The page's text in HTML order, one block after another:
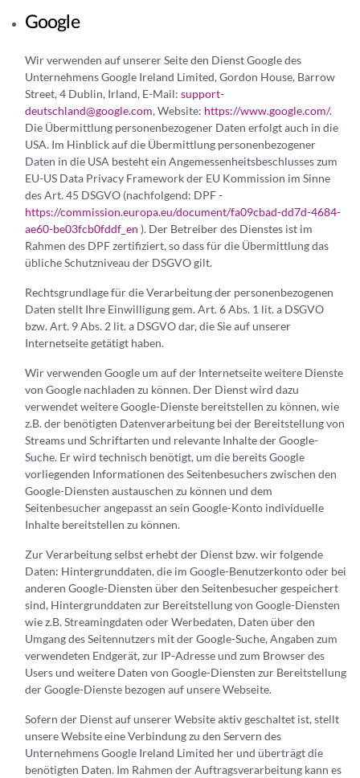
Google
Wir verwenden auf unserer Seite den Dienst Google des
Unternehmens Google Ireland Limited, Gordon House, Barrow
Street, 4 Dublin, Irland, E-Mail: support-
deutschland@google.com, Website: https://www.google.com/.
Die Übermittlung personenbezogener Daten erfolgt auch in die
USA. Im Hinblick auf die Übermittlung personenbezogener
Daten in die USA besteht ein Angemessenheitsbeschlusses zum
EU-US Data Privacy Framework der EU Kommission im Sinne
des Art. 45 DSGVO (nachfolgend: DPF -
https://commission.europa.eu/document/fa09cbad-dd7d-4684-
ae60-be03fcb0fddf_en ). Der Betreiber des Dienstes ist im
Rahmen des DPF zertifiziert, so dass für die Übermittlung das
übliche Schutzniveau der DSGVO gilt.
Rechtsgrundlage für die Verarbeitung der personenbezogenen
Daten stellt Ihre Einwilligung gem. Art. 6 Abs. 1 lit. a DSGVO
bzw. Art. 9 Abs. 2 lit. a DSGVO dar, die Sie auf unserer
Internetseite getätigt haben.
Wir verwenden Google um auf der Internetseite weitere Dienste
von Google nachladen zu können. Der Dienst wird dazu
verwendet weitere Google-Dienste bereitstellen zu können, wie
z.B. der benötigten Datenverarbeitung bei der Bereitstellung von
Streams und Schriftarten und relevante Inhalte der Google-
Suche. Er wird technisch benötigt, um die bereits Google
vorliegenden Informationen des Seitenbesuchers zwischen den
Google-Diensten austauschen zu können und dem
Seitenbesucher angepasst an sein Google-Konto individuelle
Inhalte bereitstellen zu können.
Zur Verarbeitung selbst erhebt der Dienst bzw. wir folgende
Daten: Hintergrunddaten, die im Google-Benutzerkonto oder bei
anderen Google-Diensten über den Seitenbesucher gespeichert
sind, Hintergrunddaten zur Bereitstellung von Google-Diensten
wie z.B. Streamingdaten oder Werbedaten, Daten über den
Umgang des Seitennutzers mit der Google-Suche, Angaben zum
verwendeten Endgerät, zur IP-Adresse und zum Browser des
Users und weitere Daten von Google-Diensten zur Bereitstellung
der Google-Dienste bezogen auf unsere Webseite.
Sofern der Dienst auf unserer Website aktiv geschaltet ist, stellt
unsere Website eine Verbindung zu den Servern des
Unternehmens Google Ireland Limited her und überträgt die
benötigten Daten. Im Rahmen der Auftragsverarbeitung kann es